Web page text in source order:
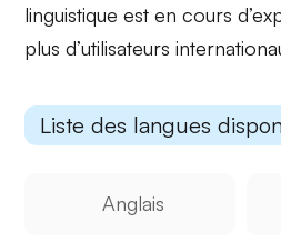
linguistique est en cours
plus d’utilisateurs
Liste des langues
Anglais